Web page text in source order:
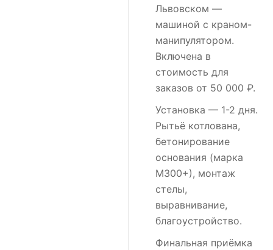
Львовском —
машиной с краном-
манипулятором.
Включена в
стоимость для
заказов от 50 000 ₽.
Установка — 1-2 дня.
Рытьё котлована,
бетонирование
основания (марка
М300+), монтаж
стелы,
выравнивание,
благоустройство.
Финальная приёмка